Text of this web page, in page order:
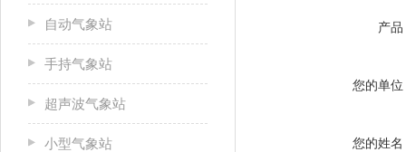
自动气象站
手持气象站
超声波气象站
小型气象站
产品
您的单位
您的姓名